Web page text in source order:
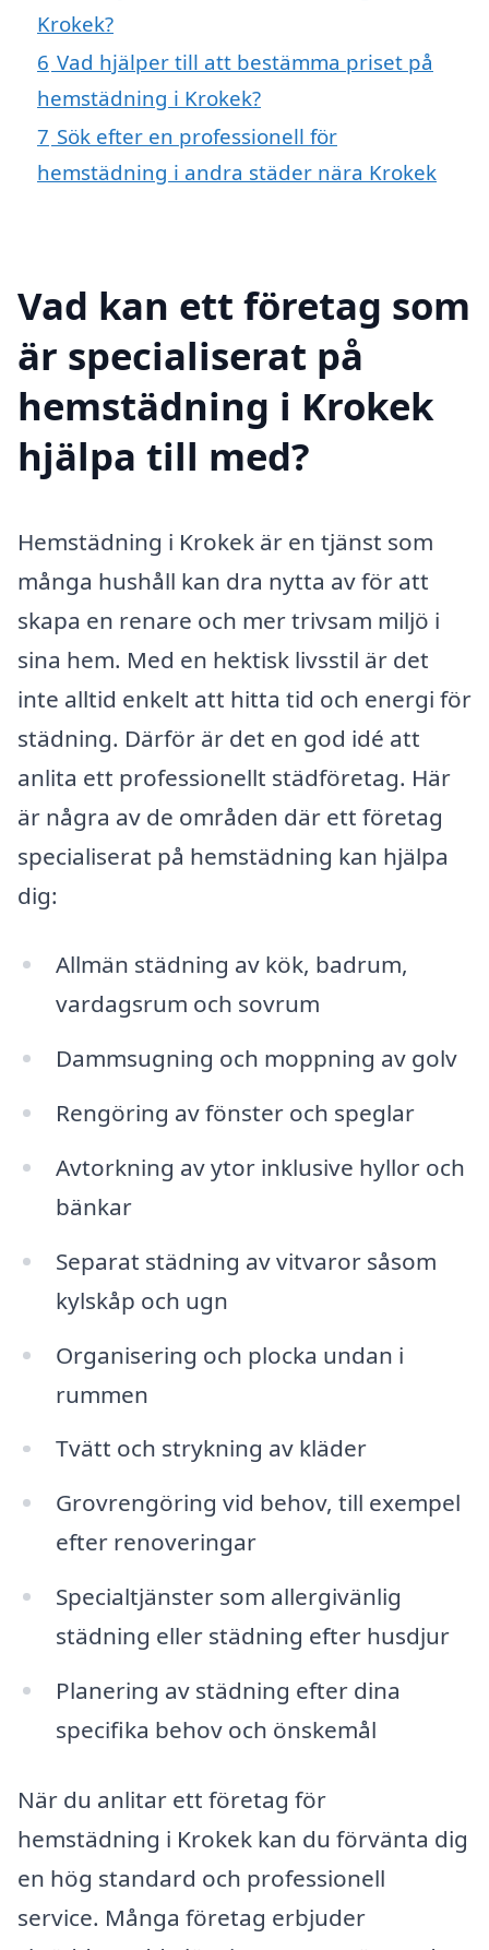
Krokek?
6 Vad hjälper till att bestämma priset på
hemstädning i Krokek?
7 Sök efter en professionell för
hemstädning i andra städer nära Krokek
Vad kan ett företag som
är specialiserat på
hemstädning i Krokek
hjälpa till med?
Hemstädning i Krokek är en tjänst som
många hushåll kan dra nytta av för att
skapa en renare och mer trivsam miljö i
sina hem. Med en hektisk livsstil är det
inte alltid enkelt att hitta tid och energi för
städning. Därför är det en god idé att
anlita ett professionellt städföretag. Här
är några av de områden där ett företag
specialiserat på hemstädning kan hjälpa
dig:
Allmän städning av kök, badrum,
vardagsrum och sovrum
Dammsugning och moppning av golv
Rengöring av fönster och speglar
Avtorkning av ytor inklusive hyllor och
bänkar
Separat städning av vitvaror såsom
kylskåp och ugn
Organisering och plocka undan i
rummen
Tvätt och strykning av kläder
Grovrengöring vid behov, till exempel
efter renoveringar
Specialtjänster som allergivänlig
städning eller städning efter husdjur
Planering av städning efter dina
specifika behov och önskemål
När du anlitar ett företag för
hemstädning i Krokek kan du förvänta dig
en hög standard och professionell
service. Många företag erbjuder